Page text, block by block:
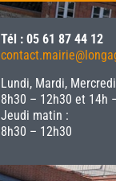
Tél : 05 61 87 44 12
Lundi, Mardi,
8h30 – 12h30 et 14h
Jeudi matin :
8h30 – 12h30